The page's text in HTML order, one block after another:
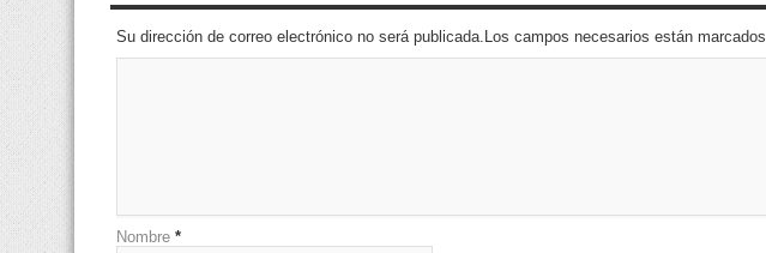
Su dirección de correo electrónico no será publicada.Los campos necesarios están marcados
Nombre *